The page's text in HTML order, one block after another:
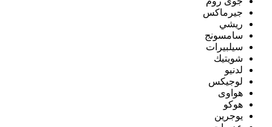
جيرماكس
ريشي
سامسونج
سيلبيرات
شويتيك
لدنيو
لوجيكس
هواوى
هوكو
يوجرين